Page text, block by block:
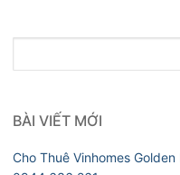
kiếm
BÀI VIẾT MỚI
Cho Thuê Vinhomes